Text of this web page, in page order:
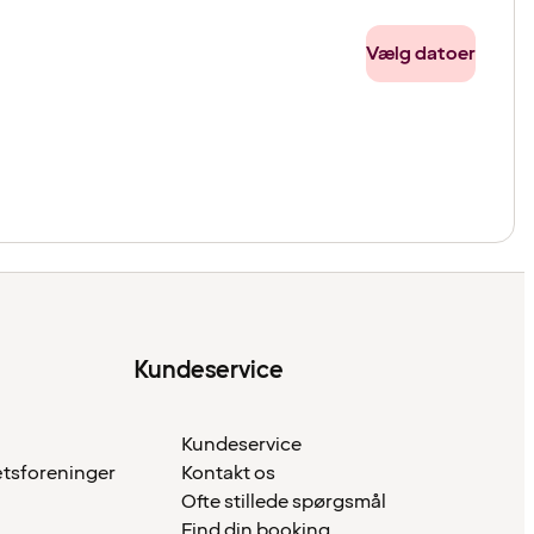
Vælg datoer
Kundeservice
Kundeservice
Kontakt os
Ofte stillede spørgsmål